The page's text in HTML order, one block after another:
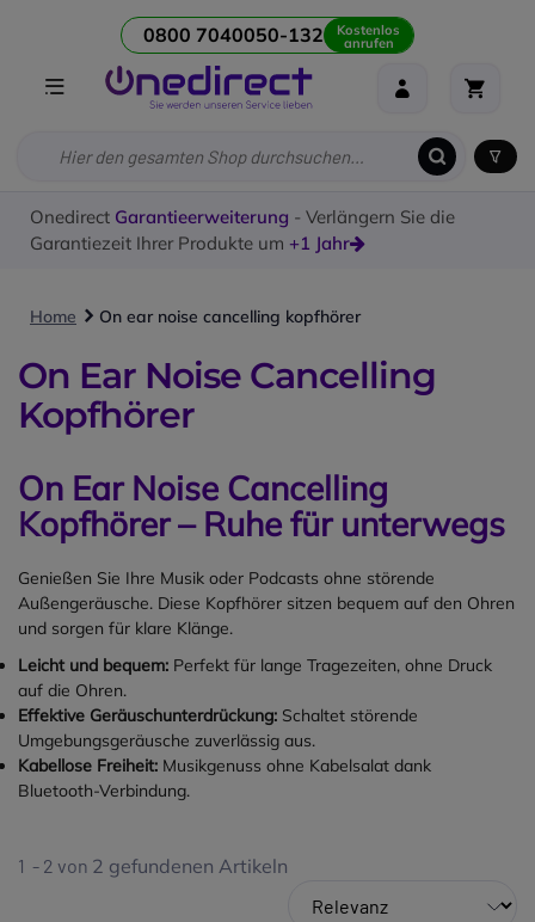
0800 7040050-132 Kostenlos
anrufen
Onedirect Garantieerweiterung - Verlängern Sie die
Garantiezeit Ihrer Produkte um +1 Jahr
Home On ear noise cancelling kopfhörer
On Ear Noise Cancelling
Kopfhörer
On Ear Noise Cancelling
Kopfhörer – Ruhe für unterwegs
Genießen Sie Ihre Musik oder Podcasts ohne störende
Außengeräusche. Diese Kopfhörer sitzen bequem auf den Ohren
und sorgen für klare Klänge.
Leicht und bequem: Perfekt für lange Tragezeiten, ohne Druck
auf die Ohren.
Effektive Geräuschunterdrückung: Schaltet störende
Umgebungsgeräusche zuverlässig aus.
Kabellose Freiheit: Musikgenuss ohne Kabelsalat dank
Bluetooth-Verbindung.
1 - 2 von 2 gefundenen Artikeln